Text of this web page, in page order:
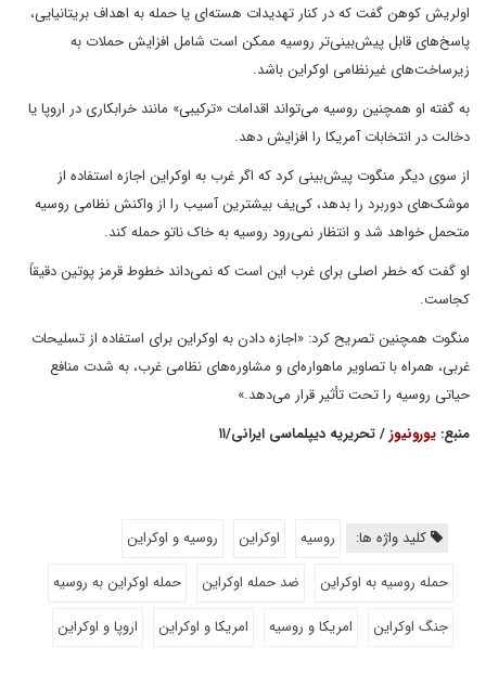
اولریش کوهن گفت که در کنار تهدیدات هسته‌ای یا حمله به اهداف بریتانیایی،
پاسخ‌های قابل پیش‌بینی‌تر روسیه ممکن است شامل افزایش حملات به
زیرساخت‌های غیرنظامی اوکراین باشد.
به گفته او همچنین روسیه می‌تواند اقدامات «ترکیبی» مانند خرابکاری در اروپا یا
دخالت در انتخابات آمریکا را افزایش دهد.
از سوی دیگر منگوت پیش‌بینی کرد که اگر غرب به اوکراین اجازه استفاده از
موشک‌های دوربرد را بدهد، کی‌یف بیشترین آسیب را از واکنش نظامی روسیه
متحمل خواهد شد و انتظار نمی‌رود روسیه به خاک ناتو حمله کند.
او گفت که خطر اصلی برای غرب این است که نمی‌داند خطوط قرمز پوتین دقیقاً
کجاست.
منگوت همچنین تصریح کرد: «اجازه دادن به اوکراین برای استفاده از تسلیحات
غربی، همراه با تصاویر ماهواره‌ای و مشاوره‌های نظامی غرب، به شدت منافع
حیاتی روسیه را تحت تأثیر قرار می‌دهد.»
منبع: یورونیوز/ تحریریه دیپلماسی ایرانی/۱۱
کلید واژه ها: روسیه اوکراین
روسیه و اوکراین
حمله روسیه به اوکراین
ضد حمله اوکراین
حمله اوکراین به روسیه
جنگ اوکراین
امریکا و روسیه امریکا و اوکراین اروپا و اوکراین